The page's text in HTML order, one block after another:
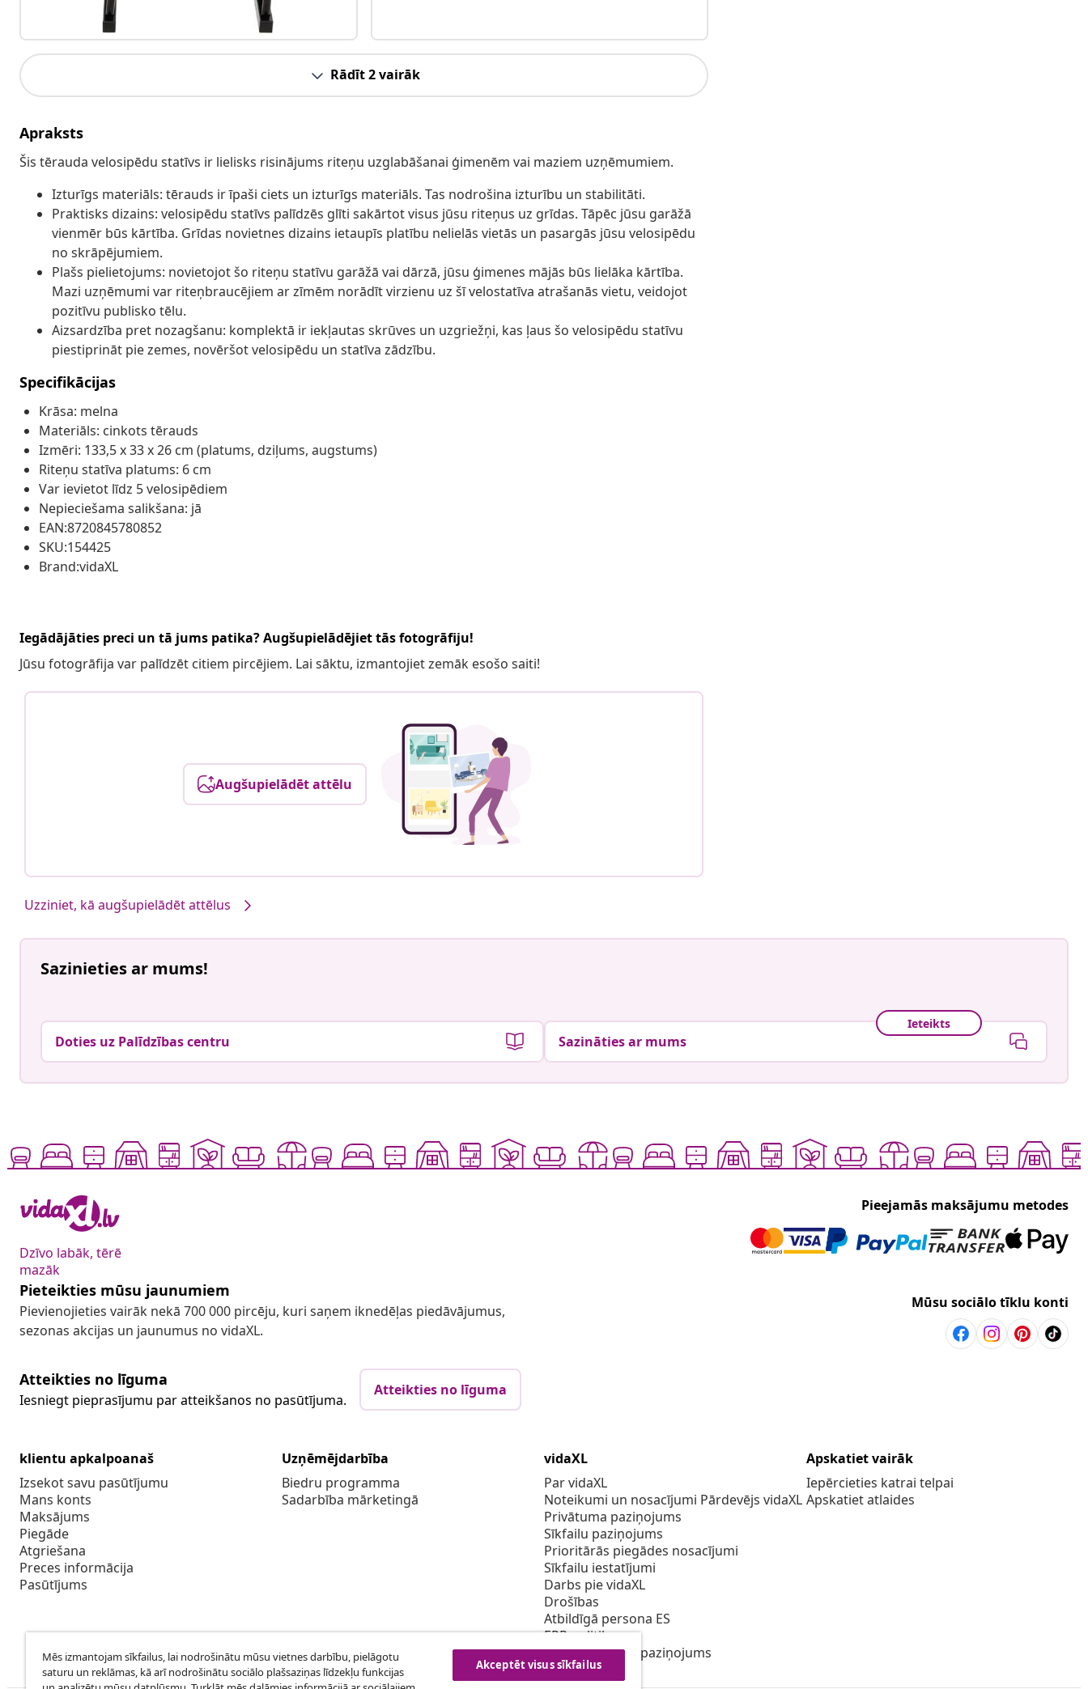
Rādīt 2 vairāk
Apraksts
Šis tērauda velosipēdu statīvs ir lielisks risinājums riteņu uzglabāšanai ģimenēm vai maziem uzņēmumiem.
Izturīgs materiāls: tērauds ir īpaši ciets un izturīgs materiāls. Tas nodrošina izturību un stabilitāti.
Praktisks dizains: velosipēdu statīvs palīdzēs glīti sakārtot visus jūsu riteņus uz grīdas. Tāpēc jūsu garāžā
vienmēr būs kārtība. Grīdas novietnes dizains ietaupīs platību nelielās vietās un pasargās jūsu velosipēdu
no skrāpējumiem.
Plašs pielietojums: novietojot šo riteņu statīvu garāžā vai dārzā, jūsu ģimenes mājās būs lielāka kārtība.
Mazi uzņēmumi var riteņbraucējiem ar zīmēm norādīt virzienu uz šī velostatīva atrašanās vietu, veidojot
pozitīvu publisko tēlu.
Aizsardzība pret nozagšanu: komplektā ir iekļautas skrūves un uzgriežņi, kas ļaus šo velosipēdu statīvu
piestiprināt pie zemes, novēršot velosipēdu un statīva zādzību.
Specifikācijas
Krāsa: melna
Materiāls: cinkots tērauds
Izmēri: 133,5 x 33 x 26 cm (platums, dziļums, augstums)
Riteņu statīva platums: 6 cm
Var ievietot līdz 5 velosipēdiem
Nepieciešama salikšana: jā
EAN:8720845780852
SKU:154425
Brand:vidaXL
Iegādājāties preci un tā jums patika? Augšupielādējiet tās fotogrāfiju!
Jūsu fotogrāfija var palīdzēt citiem pircējiem. Lai sāktu, izmantojiet zemāk esošo saiti!
Augšupielādēt attēlu
Uzziniet, kā augšupielādēt attēlus
Sazinieties ar mums!
Doties uz Palīdzības centru
Ieteikts
Sazināties ar mums
Dzīvo labāk, tērē
mazāk
Pieejamās maksājumu metodes
Pieteikties mūsu jaunumiem
Pievienojieties vairāk nekā 700 000 pircēju, kuri saņem iknedēļas piedāvājumus,
sezonas akcijas un jaunumus no vidaXL.
Mūsu sociālo tīklu konti
Atteikties no līguma
Iesniegt pieprasījumu par atteikšanos no pasūtījuma.
Atteikties no līguma
klientu apkalpoanaš
Izsekot savu pasūtījumu
Mans konts
Maksājums
Piegāde
Atgriešana
Preces informācija
Pasūtījums
Uzņēmējdarbība
Biedru programma
Sadarbība mārketingā
vidaXL
Par vidaXL
Noteikumi un nosacījumi Pārdevējs vidaXL
Privātuma paziņojums
Sīkfailu paziņojums
Prioritārās piegādes nosacījumi
Sīkfailu iestatījumi
Darbs pie vidaXL
Drošības
Atbildīgā persona ES
EPR politiku
Piekļūstamības paziņojums
Apskatiet vairāk
Iepērcieties katrai telpai
Apskatiet atlaides
Mēs izmantojam sīkfailus, lai nodrošinātu mūsu vietnes darbību, pielāgotu
saturu un reklāmas, kā arī nodrošinātu sociālo plašsaziņas līdzekļu funkcijas
Akceptēt visus sīkfailus